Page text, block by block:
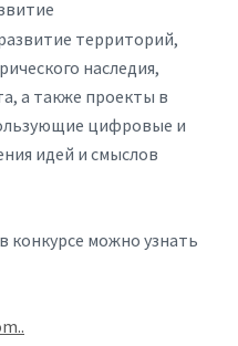
территорий,
наследия,
а также проекты в
цифровые и
идей и смыслов
конкурсе можно узнать